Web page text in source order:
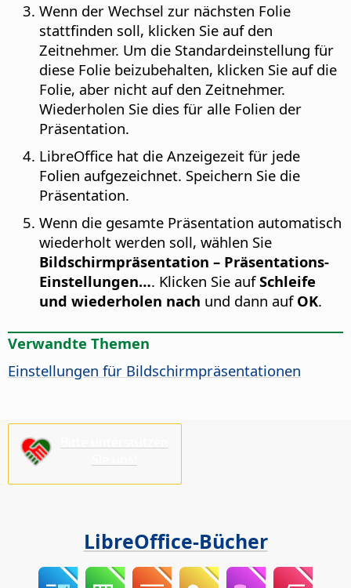
Wenn der Wechsel zur nächsten Folie
stattfinden soll, klicken Sie auf den
Zeitnehmer. Um die Standardeinstellung für
diese Folie beizubehalten, klicken Sie auf die
Folie, aber nicht auf den Zeitnehmer.
Wiederholen Sie dies für alle Folien der
Präsentation.
LibreOffice hat die Anzeigezeit für jede
Folien aufgezeichnet. Speichern Sie die
Präsentation.
Wenn die gesamte Präsentation automatisch
wiederholt werden soll, wählen Sie
Bildschirmpräsentation – Präsentations-
Einstellungen…. Klicken Sie aufSchleife
und wiederholen nach und dann auf OK.
Verwandte Themen
Einstellungen für Bildschirmpräsentationen
LibreOffice-Bücher